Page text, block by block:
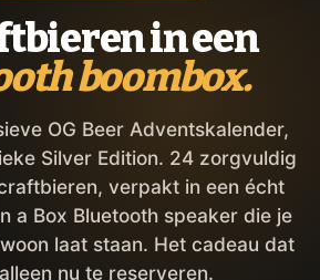
in een
boombox.
OG Beer Adventskalender,
Silver Edition. 24 zorgvuldig
verpakt in een écht
a Box Bluetooth speaker die je
laat staan. Het cadeau dat
nu te reserveren.